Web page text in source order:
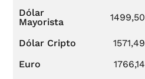
Dólar
Mayorista
1499,50
Dólar Cripto 1571,49
Euro
1766,14